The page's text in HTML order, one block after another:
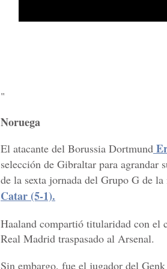
"
Noruega
El atacante del Borussia Dortmund
selección de Gibraltar para agrandar
de la sexta jornada del Grupo G de
Catar (5-1).
Haaland compartió titularidad con el
Real Madrid traspasado al Arsenal.
Sin embargo, fue el jugador del